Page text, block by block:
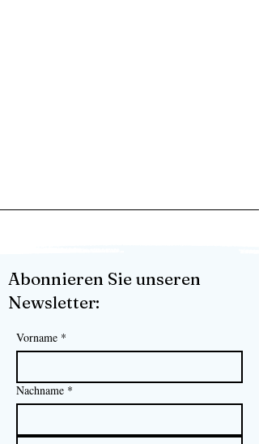
Abonnieren Sie unseren
Newsletter:
Vorname *
Nachname *